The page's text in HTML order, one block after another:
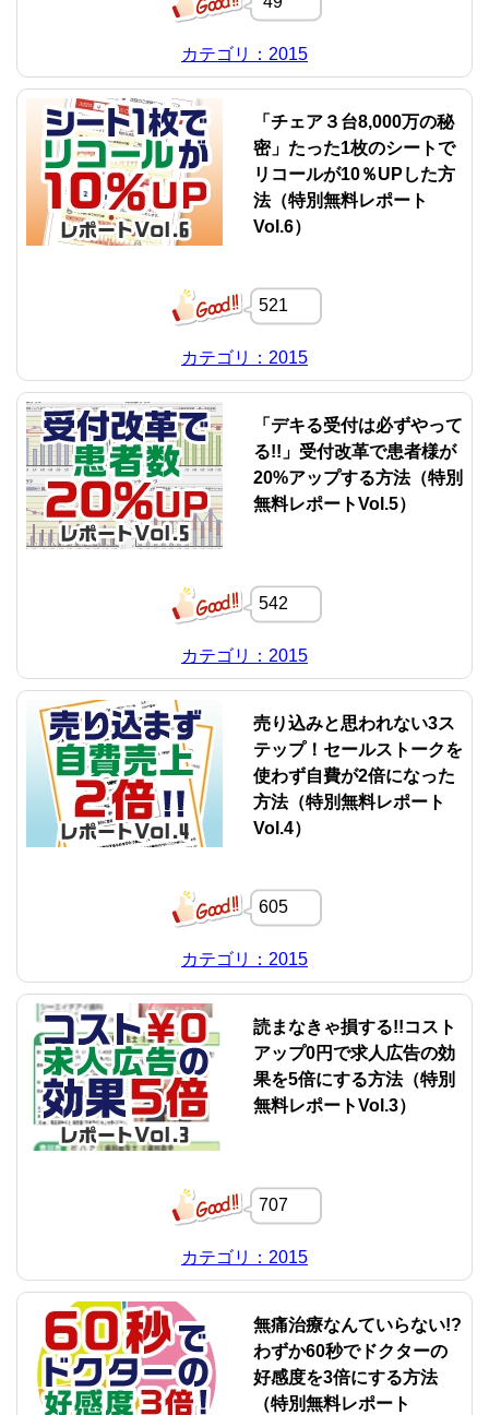
カテゴリ：2015
「チェア３台8,000万の秘
密」たった1枚のシートで
リコールが10％UPした方
法（特別無料レポート
Vol.6）
521
カテゴリ：2015
「デキる受付は必ずやって
る!!」受付改革で患者様が
20%アップする方法（特別
無料レポートVol.5）
542
カテゴリ：2015
売り込みと思われない3ス
テップ！セールストークを
使わず自費が2倍になった
方法（特別無料レポート
Vol.4）
605
カテゴリ：2015
読まなきゃ損する!!コスト
アップ0円で求人広告の効
果を5倍にする方法（特別
無料レポートVol.3）
707
カテゴリ：2015
無痛治療なんていらない!?
わずか60秒でドクターの
好感度を3倍にする方法
（特別無料レポート